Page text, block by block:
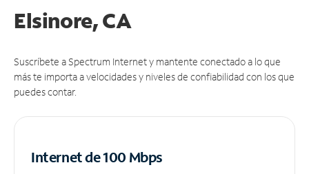
Elsinore, CA
Suscríbete a Spectrum Internet y mantente conectado a lo que
más te importa a velocidades y niveles de confiabilidad con los que
puedes contar.
Internet de 100 Mbps